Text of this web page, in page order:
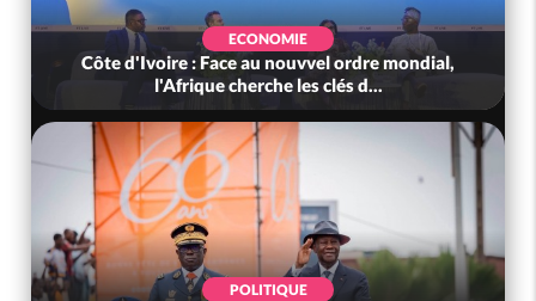
ECONOMIE
Côte d'Ivoire : Face au nouvvel ordre mondial,
l'Afrique cherche les clés d...
POLITIQUE